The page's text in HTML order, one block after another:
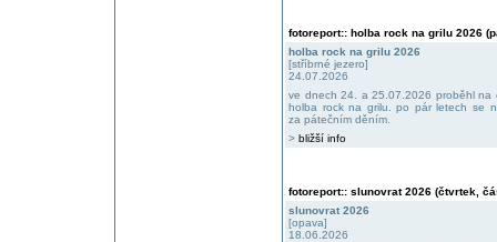
fotoreport:: holba rock na grilu 2026
holba rock na grilu 2026
[stříbrné jezero]
24.07.2026
ve dnech 24. a 25.07.2026 proběhl na
holba rock na grilu. po pár letech se
za pátečním děním.
> bližší info
fotoreport:: slunovrat 2026 (čtvrtek,
slunovrat 2026
[opava]
18.06.2026